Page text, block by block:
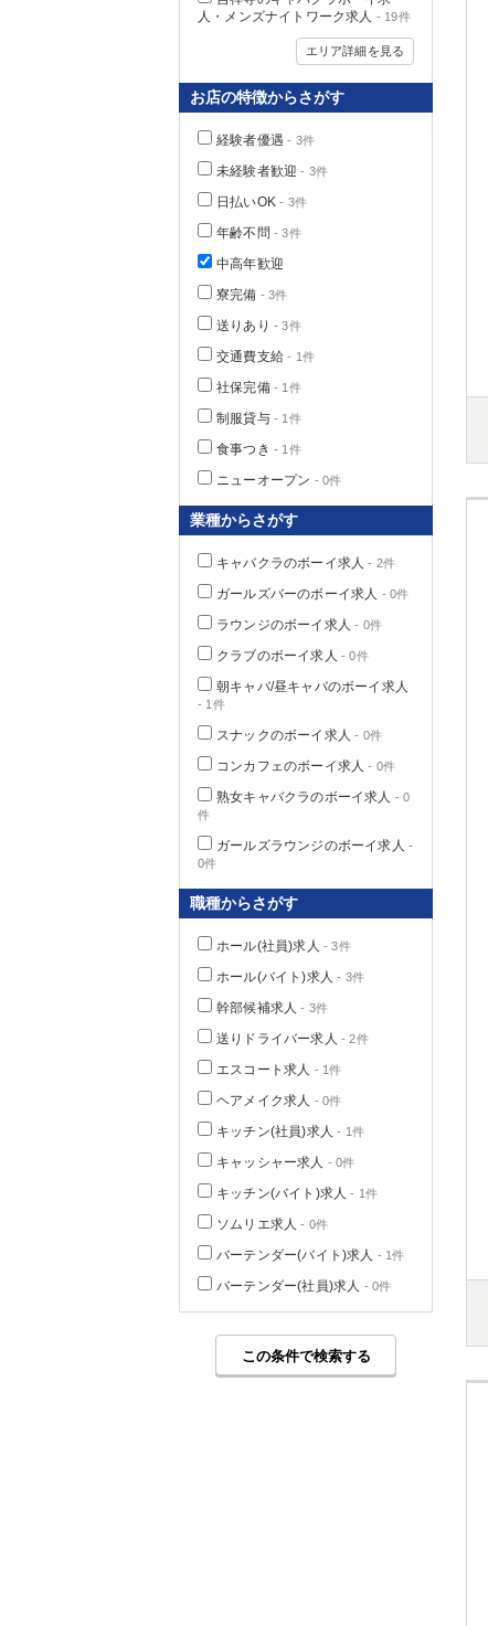
人・メンズナイトワーク求人 - 19件
エリア詳細を見る
お店の特徴からさがす
経験者優遇 - 3件
未経験者歓迎 - 3件
日払いOK - 3件
年齢不問 - 3件
中高年歓迎
寮完備 - 3件
送りあり - 3件
交通費支給 - 1件
社保完備- 1件
制服貸与- 1件
食事つき - 1件
ニューオープン - 0件
業種からさがす
キャバクラのボーイ求人 - 2件
ガールズバーのボーイ求人 - 0件
ラウンジのボーイ求人 - 0件
クラブのボーイ求人 - 0件
朝キャバ/昼キャバのボーイ求人
- 1件
スナックのボーイ求人 - 0件
コンカフェのボーイ求人 - 0件
熟女キャバクラのボーイ求人 - 0
件
ガールズラウンジのボーイ求人 -
0件
職種からさがす
ホール(社員)求人 - 3件
ホール(バイト)求人 - 3件
幹部候補求人 - 3件
送りドライバー求人 - 2件
エスコート求人 - 1件
ヘアメイク求人 - 0件
キッチン(社員)求人 - 1件
キャッシャー求人 - 0件
キッチン(バイト)求人 - 1件
ソムリエ求人 - 0件
バーテンダー(バイト)求人 - 1件
バーテンダー(社員)求人 - 0件
この条件で検索する
千葉県
茨城県
群馬県